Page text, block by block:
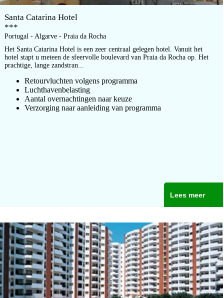
Santa Catarina Hotel
***
Portugal - Algarve - Praia da Rocha
Het Santa Catarina Hotel is een zeer centraal gelegen hotel. Vanuit het
hotel stapt u meteen de sfeervolle boulevard van Praia da Rocha op. Het
prachtige, lange zandstran...
Retourvluchten volgens programma
Luchthavenbelasting
Aantal overnachtingen naar keuze
Verzorging naar aanleiding van programma
Lees meer